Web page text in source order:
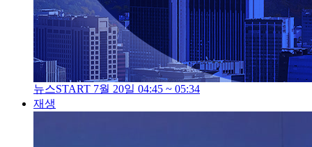
뉴스START 7월 20일 04:45 ~ 05:34
재생